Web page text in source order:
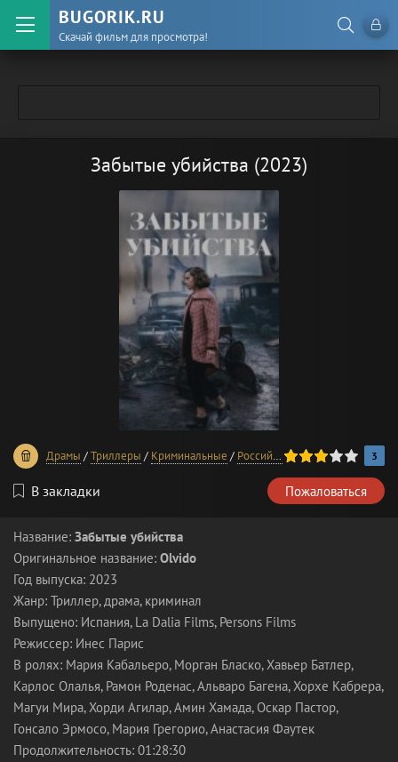
BUGORIK.RU
Скачай фильм для просмотра!
Забытые убийства (2023)
Драмы /Триллеры / Криминальные / Российские сериалы 2023 года
60 1 2 3 4 5 3
В закладки Пожаловаться
Название: Забытые убийства
Оригинальное название: Olvido
Год выпуска: 2023
Жанр: Триллер, драма, криминал
Выпущено: Испания, La Dalia Films, Persons Films
Режиссер: Инес Парис
В ролях: Мария Кабальеро, Морган Бласко, Хавьер Батлер,
Карлос Олалья, Рамон Роденас, Альваро Багена, Хорхе Кабрера,
Магуи Мира, Хорди Агилар, Амин Хамада, Оскар Пастор,
Гонсало Эрмосо, Мария Грегорио, Анастасия Фаутек
Продолжительность: 01:28:30